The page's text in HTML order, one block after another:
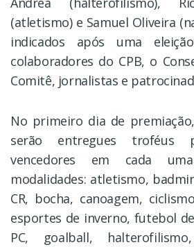
(atletismo) e Samuel Oliveira
indicados após uma
colaboradores do CPB, o
Comitê, jornalistas e
No primeiro dia de
serão entregues troféus
vencedores em cada
modalidades: atletismo,
CR, bocha, canoagem,
esportes de inverno, futebol
PC, goalball,